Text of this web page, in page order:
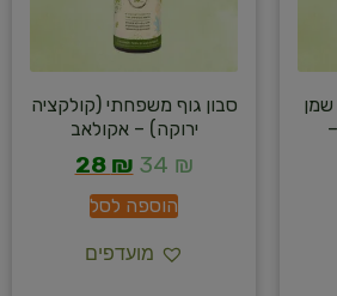
שמן
סבון גוף משפחתי (קולקציה
ירוקה) – אקולאב
34 ₪
28 ₪
הוספה לסל
מועדפים